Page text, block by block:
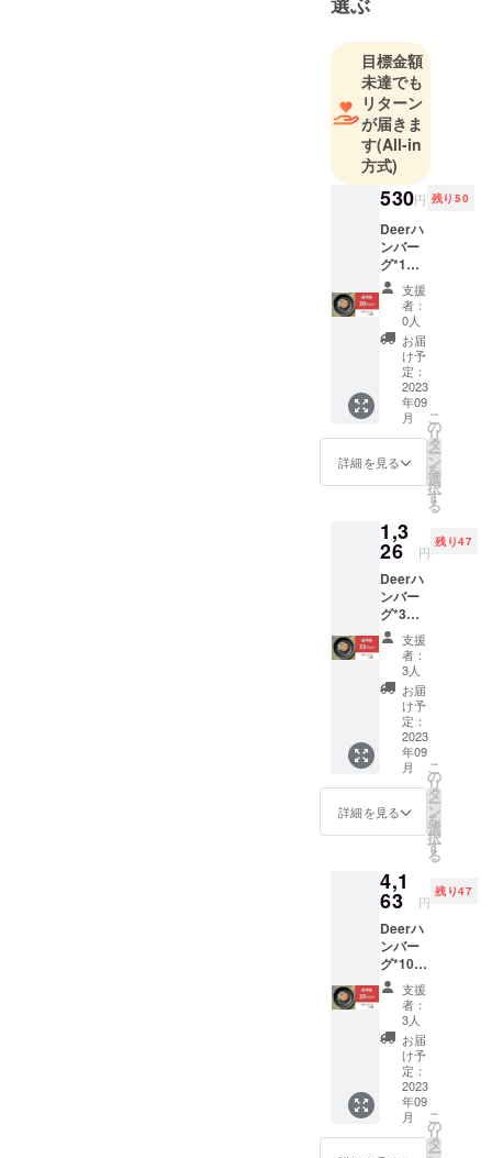
目標金額
未達でも
リターン
が届きま
す(All-in
方式)
530円 残り50
Deerハ
ンバー
グ*1個
・内容
量：ハ
ンバー
グ1個50
ｇ ・
賞味期
限：製
造日よ
り半年
・常温
保存：
開封後
は冷蔵
存し2，
3日以内
を目途
に与え
てくだ
さい。
・一般
販売予
定価格
585円 ※
送料120
円込 ※
皆様の
応援購
入によ
り量産
効率が
規販売
価格が
販売予
定価格
より下
がる可
能性も
ござい
ます。
※デザイ
ン・仕
様は変
更にな
る可能
性もご
ざいま
支援
者：
0人
お届
け予
定：
2023
年09
月
詳細を見る
こ
の
リ
タ
ー
ン
を
選
択
す
る
1,3
26 円
残り47
Deerハ
ンバー
グ*3個
・内容
量：ハ
ンバー
グ1個50
ｇ ・
賞味期
限：製
造日よ
り半年
・常温
保存：
開封後
は冷蔵
存し2，
3日以内
を目途
に与え
てくだ
さい。
・一般
販売予
定価格
585円 ※
送料150
円込 ※
皆様の
応援購
入によ
り量産
支援
者：
3人
お届
け予
定：
2023
年09
月
詳細を見る
こ
の
リ
タ
ー
ン
を
選
択
す
る
4,1
63 円
残り47
Deerハ
ンバー
グ*10個
・内容
量：ハ
ンバー
グ1個50
ｇ ・
賞味期
限：製
造日よ
り半年
・常温
支援
者：
3人
お届
け予
定：
2023
年09
月
こ
の
リ
タ
ー